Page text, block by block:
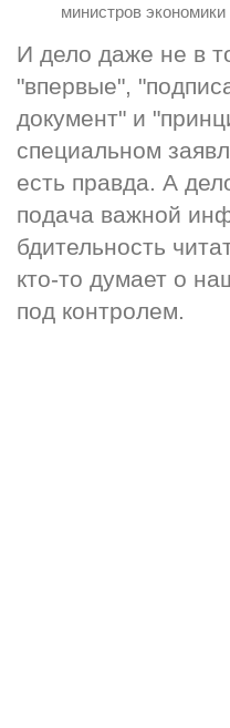
министров экономики
И дело даже не в
"впервые",
документ" и
специальном
есть правда. А
подача важной
бдительность
кто-то думает о
под контролем.